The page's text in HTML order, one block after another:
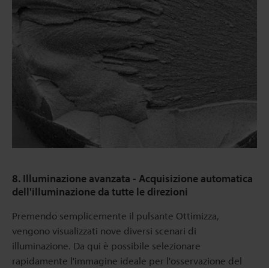
8. Illuminazione avanzata - Acquisizione automatica
dell'illuminazione da tutte le direzioni
Premendo semplicemente il pulsante Ottimizza,
vengono visualizzati nove diversi scenari di
illuminazione. Da qui è possibile selezionare
rapidamente l'immagine ideale per l'osservazione del